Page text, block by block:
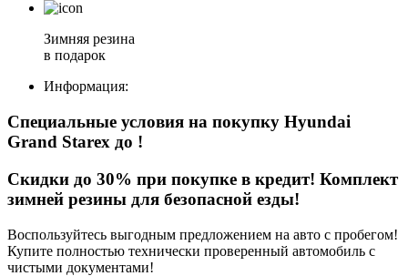
Зимняя резина
в подарок
Информация:
Специальные условия на покупку Hyundai
Grand Starex до !
Скидки до 30% при покупке в кредит! Комплект
зимней резины для безопасной езды!
Воспользуйтесь выгодным предложением на авто с пробегом!
Купите полностью технически проверенный автомобиль с
чистыми документами!